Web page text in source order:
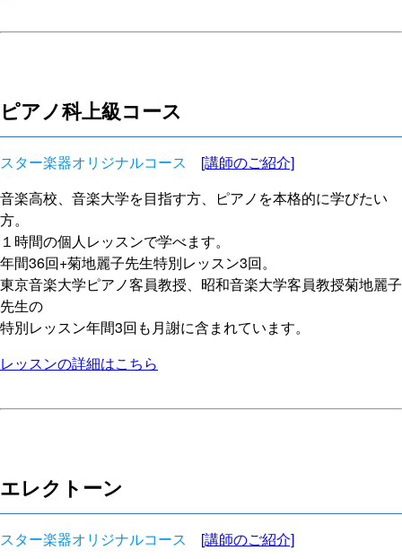
ピアノ科上級コース
スター楽器オリジナルコース [講師のご紹介]
音楽高校、音楽大学を目指す方、ピアノを本格的に学びたい
方。
１時間の個人レッスンで学べます。
年間36回+菊地麗子先生特別レッスン3回。
東京音楽大学ピアノ客員教授、昭和音楽大学客員教授菊地麗子
先生の
特別レッスン年間3回も月謝に含まれています。
レッスンの詳細はこちら
エレクトーン
スター楽器オリジナルコース [講師のご紹介]